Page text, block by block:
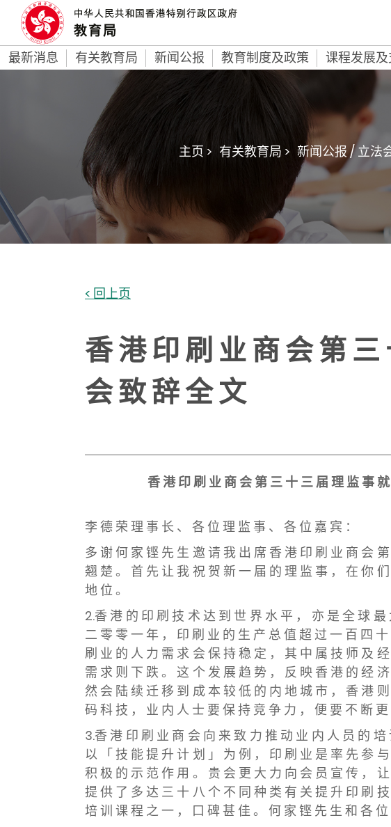
最新消息 有关教育局 新闻公报 教育制度及政策 课程发展
主页 > 有关教育局 > 新闻公报 / 立法
< 回上页
香 港 印 刷 业 商 会 第
会 致 辞 全 文
香 港 印 刷 业 商 会 第 三 十 三 届 理 监 事
李 德 荣 理 事 长 、 各 位 理 监 事 、 各 位 嘉 宾 ：
多 谢 何 家 铿 先 生 邀 请 我 出 席 香 港 印 刷 业 商 会
翘 楚 。 首 先 让 我 祝 贺 新 一 届 的 理 监 事 ， 在 你
地 位 。
2.香 港 的 印 刷 技 术 达 到 世 界 水 平 ， 亦 是 全 球
二 零 零 一 年 ， 印 刷 业 的 生 产 总 值 超 过 一 百 四
刷 业 的 人 力 需 求 会 保 持 稳 定 ， 其 中 属 技 师 及
需 求 则 下 跌 。 这 个 发 展 趋 势 ， 反 映 香 港 的 经
然 会 陆 续 迁 移 到 成 本 较 低 的 内 地 城 市 ， 香 港
码 科 技 ， 业 内 人 士 要 保 持 竞 争 力 ， 便 要 不 断
3.香 港 印 刷 业 商 会 向 来 致 力 推 动 业 内 人 员 的
以 「 技 能 提 升 计 划 」 为 例 ， 印 刷 业 是 率 先 参
积 极 的 示 范 作 用 。 贵 会 更 大 力 向 会 员 宣 传 ，
提 供 了 多 达 三 十 八 个 不 同 种 类 有 关 提 升 印 刷
培 训 课 程 之 一 ， 口 碑 甚 佳 。 何 家 铿 先 生 和 各